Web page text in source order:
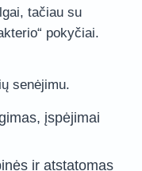
tačiau su
pokyčiai.
senėjimu.
įspėjimai
ir atstatomas